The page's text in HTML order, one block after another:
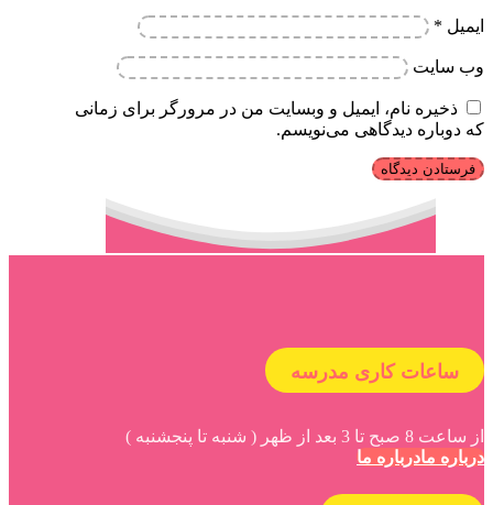
ایمیل *
وب‌ سایت
ذخیره نام، ایمیل و وبسایت من در مرورگر برای زمانی
که دوباره دیدگاهی می‌نویسم.
ساعات کاری مدرسه
از ساعت 8 صبح تا 3 بعد از ظهر ( شنبه تا پنجشنبه )
درباره مادرباره ما